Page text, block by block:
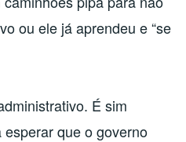
ou ele já aprendeu e “se
É sim
que o governo